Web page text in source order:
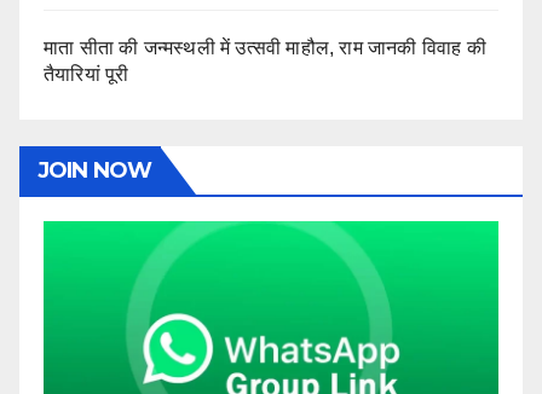
माता सीता की जन्मस्थली में उत्सवी माहौल, राम जानकी विवाह की
तैयारियां पूरी
JOIN NOW